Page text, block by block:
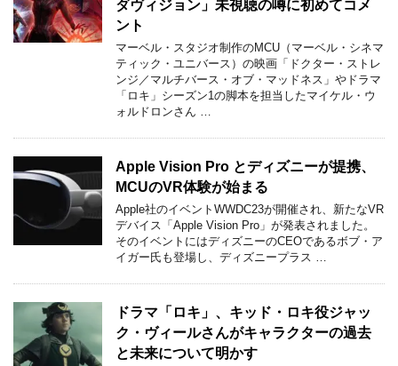
ダヴィジョン」未視聴の噂に初めてコメ
ント
マーベル・スタジオ制作のMCU（マーベル・シネマ
ティック・ユニバース）の映画「ドクター・ストレ
ンジ／マルチバース・オブ・マッドネス」やドラマ
「ロキ」シーズン1の脚本を担当したマイケル・ウ
ォルドロンさん …
Apple Vision Pro とディズニーが提携、
MCUのVR体験が始まる
Apple社のイベントWWDC23が開催され、新たなVR
デバイス「Apple Vision Pro」が発表されました。
そのイベントにはディズニーのCEOであるボブ・ア
イガー氏も登場し、ディズニープラス …
ドラマ「ロキ」、キッド・ロキ役ジャッ
ク・ヴィールさんがキャラクターの過去
と未来について明かす